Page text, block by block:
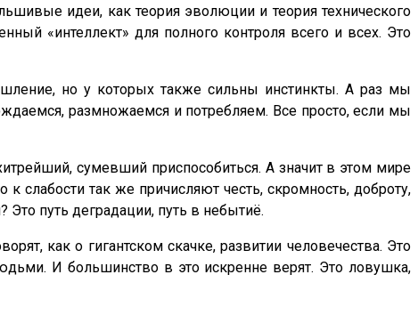
идеи, как теория эволюции и теория технического
«интеллект» для полного контроля всего и всех. Это
но у которых также сильны инстинкты. А раз мы
размножаемся и потребляем. Все просто, если мы
сумевший приспособиться. А значит в этом мире
слабости так же причисляют честь, скромность, доброту,
путь деградации, путь в небытиё.
как о гигантском скачке, развитии человечества. Это
И большинство в это искренне верят. Это ловушка,